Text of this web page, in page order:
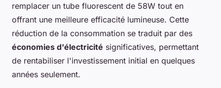
remplacer un tube fluorescent de 58W tout en
offrant une meilleure efficacité lumineuse. Cette
réduction de la consommation se traduit par des
économies d'électricité significatives, permettant
de rentabiliser l'investissement initial en quelques
années seulement.